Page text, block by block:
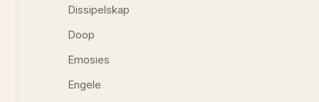
Dissipelskap
Doop
Emosies
Engele